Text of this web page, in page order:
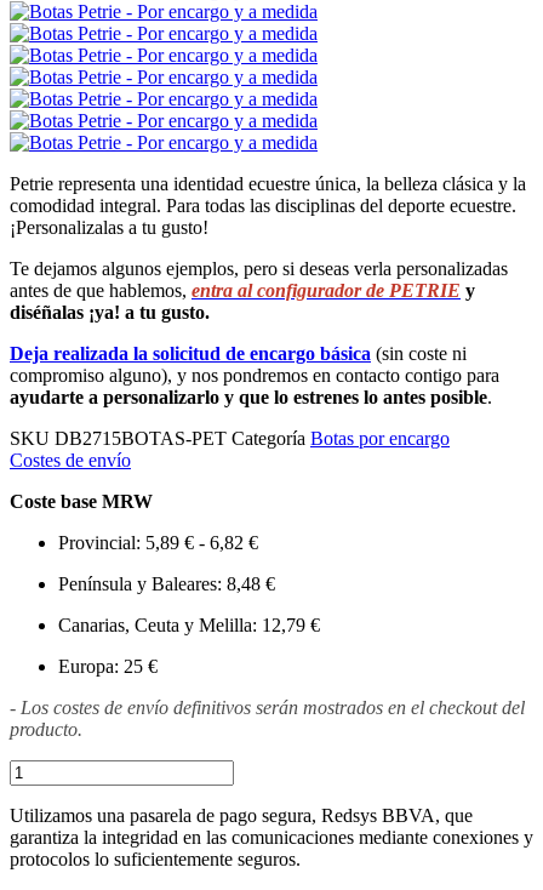
Petrie representa una identidad ecuestre única, la belleza clásica y la
comodidad integral. Para todas las disciplinas del deporte ecuestre.
¡Personalizalas a tu gusto!
Te dejamos algunos ejemplos, pero si deseas verla personalizadas
antes de que hablemos, entra al configurador de PETRIE y
diséñalas ¡ya! a tu gusto.
Deja realizada la solicitud de encargo básica (sin coste ni
compromiso alguno), y nos pondremos en contacto contigo para
ayudarte a personalizarlo y que lo estrenes lo antes posible.
SKU DB2715BOTAS-PET Categoría Botas por encargo
Costes de envío
Coste base MRW
Provincial: 5,89 € - 6,82 €
Península y Baleares: 8,48 €
Canarias, Ceuta y Melilla: 12,79 €
Europa: 25 €
- Los costes de envío definitivos serán mostrados en el checkout del
producto.
Utilizamos una pasarela de pago segura, Redsys BBVA, que
garantiza la integridad en las comunicaciones mediante conexiones y
protocolos lo suficientemente seguros.